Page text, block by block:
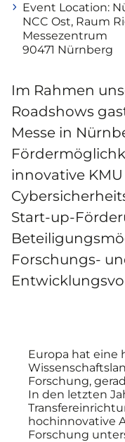
Event Location:
NCC Ost, Raum
Messezentrum
90471 Nürnberg
Im Rahmen
Roadshows
Messe in
innovative
Start-up-
Forschungs-
Europa hat eine
Forschung,
In den letzten
hochinnovative
Forschung